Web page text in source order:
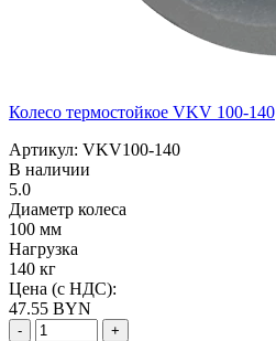
Колесо термостойкое VKV 100-140
Артикул: VKV100-140
В наличии
5.0
Диаметр колеса
100 мм
Нагрузка
140 кг
Цена (с НДС):
47.55 BYN
- +